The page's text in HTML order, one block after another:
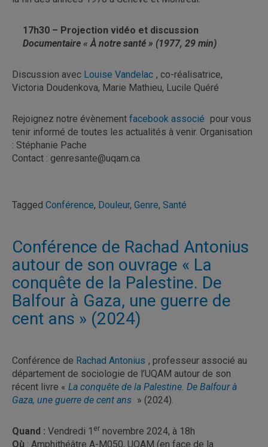
17h30 – Projection vidéo et discussion
Documentaire « À notre santé » (1977, 29 min)
Discussion avec Louise Vandelac , co-réalisatrice,
Victoria Doudenkova, Marie Mathieu, Lucile Quéré
Rejoignez notre évènement facebook associé pour vous
tenir informé de toutes les actualités à venir. Organisation
: Stéphanie Pache
Contact : genresante@uqam.ca
Tagged Conférence, Douleur, Genre, Santé
Conférence de Rachad Antonius
autour de son ouvrage « La
conquête de la Palestine. De
Balfour à Gaza, une guerre de
cent ans » (2024)
Conférence de Rachad Antonius , professeur associé au
département de sociologie de l’UQAM autour de son
récent livre « La conquête de la Palestine. De Balfour à
Gaza, une guerre de cent ans » (2024).
Quand : Vendredi 1 er novembre 2024, à 18h
Où : Amphithéâtre A-M050, UQAM (en face de la